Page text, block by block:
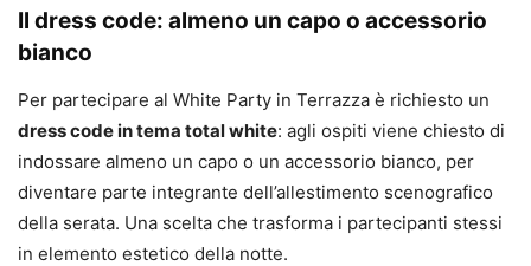
Il dress code: almeno un capo o accessorio
bianco
Per partecipare al White Party in Terrazza è richiesto un
dress code in tema total white: agli ospiti viene chiesto di
indossare almeno un capo o un accessorio bianco, per
diventare parte integrante dell’allestimento scenografico
della serata. Una scelta che trasforma i partecipanti stessi
in elemento estetico della notte.